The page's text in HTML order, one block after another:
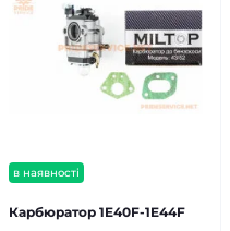
в наявності
Карбюратор 1E40F-1E44F